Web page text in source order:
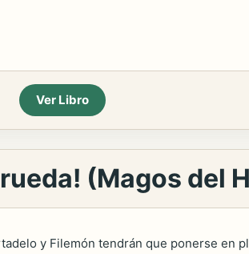
Ver Libro
(Magos del
y Filemón tendrán que ponerse en